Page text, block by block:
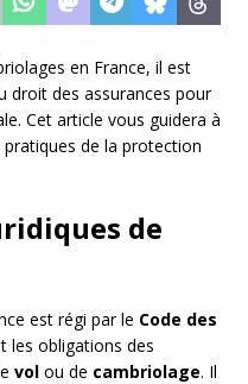
en France, il est
droit des assurances pour
Cet article vous guidera à
de la protection
de
est régi par le Code des
les obligations des
vol ou de cambriolage. Il